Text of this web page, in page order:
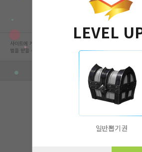
LEVEL
일반뽑기권
사이트에 게시된 컨텐츠는 저작권자의 권리가 있는 컨텐츠로서
벌을 받을 수 있습니다.
회사 정보 자세히 보기